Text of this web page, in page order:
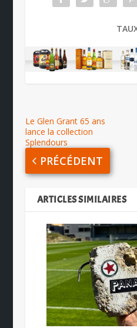
Le Glen Grant 65 ans
lance la collection
Splendours
PRÉCÉDENT
ARTICLES SIMILAIRES